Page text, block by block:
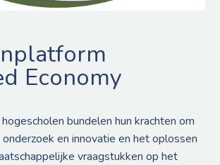
Economy
bundelen hun krachten om
en innovatie en het oplossen
vraagstukken op het